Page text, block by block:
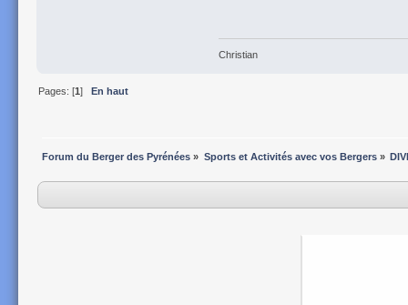
Christian
Pages: [1]En haut
Forum du Berger des Pyrénées » Sports et Activités avec vos Bergers»